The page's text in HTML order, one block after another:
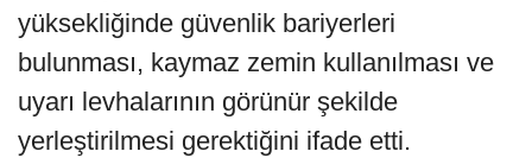
yüksekliğinde güvenlik bariyerleri
bulunması, kaymaz zemin kullanılması ve
uyarı levhalarının görünür şekilde
yerleştirilmesi gerektiğini ifade etti.